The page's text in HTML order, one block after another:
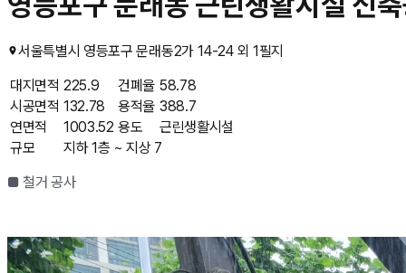
서울특별시 영등포구 문래동2가 14-24 외 1필지
대지면적 225.9 건폐율 58.78
시공면적 132.78 용적율 388.7
연면적
1003.52 용도
근린생활시설
규모
지하 1층 ~ 지상 7
■ 철거 공사